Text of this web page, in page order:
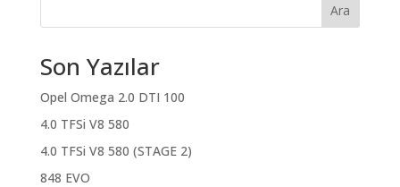
Ara
Son Yazılar
Opel Omega 2.0 DTI 100
4.0 TFSi V8 580
4.0 TFSi V8 580 (STAGE 2)
848 EVO